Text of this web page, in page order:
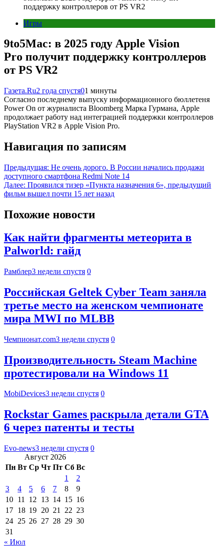
поддержку контроллеров от PS VR2
Игры
9to5Mac: в 2025 году Apple Vision
Pro получит поддержку контроллеров
от PS VR2
Газета.Ru2 года спустя01 минуты
Согласно последнему выпуску информационного бюллетеня
Power On от журналиста Bloomberg Марка Гурмана, Apple
продолжает работу над интеграцией поддержки контроллеров
PlayStation VR2 в Apple Vision Pro.
Навигация по записям
Предыдущая: Не очень дорого. В России начались продажи
доступного смартфона Redmi Note 14
Далее: Проявился тизер «Пункта назначения 6», предыдущий
фильм вышел почти 15 лет назад
Похожие новости
Как найти фрагменты метеорита в
Palworld: гайд
Рамблер3 недели спустя 0
Российская Geltek Cyber Team заняла
третье место на женском чемпионате
мира MWI по MLBB
Чемпионат.com3 недели спустя 0
Производительность Steam Machine
протестировали на Windows 11
MobiDevices3 недели спустя 0
Rockstar Games раскрыла детали GTA
6 через патенты и тесты
Evo-news3 недели спустя 0
Август 2026
Пн Вт Ср Чт Пт Сб Вс
1
2
3
4 5 6 7 8
9
10 11 12 13 14 15 16
17 18 19 20 21 22 23
24 25 26 27 28 29 30
31
« Июл